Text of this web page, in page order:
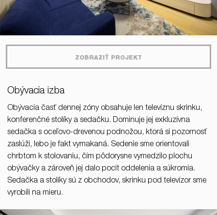
ZOBRAZIŤ PROJEKT
Obývacia izba
Obývacia časť dennej zóny obsahuje len televíznu skrinku,
konferenčné stolíky a sedačku. Dominuje jej exkluzívna
sedačka s oceľovo-drevenou podnožou, ktorá si pozornosť
zaslúži, lebo je fakt vymakaná. Sedenie sme orientovali
chrbtom k stolovaniu, čím pôdorysne vymedzilo plochu
obývačky a zároveň jej dalo pocit oddelenia a súkromia.
Sedačka a stolíky sú z obchodov, skrinku pod televízor sme
vyrobili na mieru.